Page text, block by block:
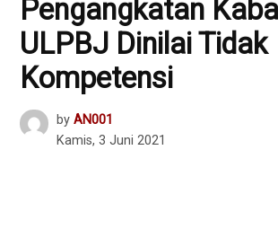
Pengangkatan
ULPBJ Dinilai Tidak
Kompetensi
by AN001
Kamis, 3 Juni 2021